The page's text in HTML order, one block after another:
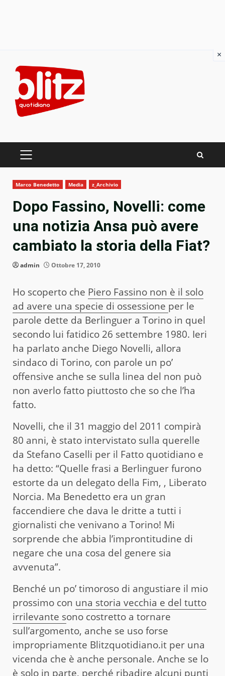
content
PRIMARY
Marco Benedetto Media z_Archivio
Dopo Fassino, Novelli: come
una notizia Ansa può avere
cambiato la storia della Fiat?
admin Ottobre 17, 2010
Ho scoperto che Piero Fassino non è il solo
ad avere una specie di ossessione per le
parole dette da Berlinguer a Torino in quel
secondo lui fatidico 26 settembre 1980. Ieri
ha parlato anche Diego Novelli, allora
sindaco di Torino, con parole un po’
offensive anche se sulla linea del non può
non averlo fatto piuttosto che so che l’ha
fatto.
Novelli, che il 31 maggio del 2011 compirà
80 anni, è stato intervistato sulla querelle
da Stefano Caselli per il Fatto quotidiano e
ha detto: “Quelle frasi a Berlinguer furono
estorte da un delegato della Fim, , Liberato
Norcia. Ma Benedetto era un gran
faccendiere che dava le dritte a tutti i
giornalisti che venivano a Torino! Mi
sorprende che abbia l’improntitudine di
negare che una cosa del genere sia
avvenuta”.
Benché un po’ timoroso di angustiare il mio
prossimo con una storia vecchia e del tutto
irrilevante sono costretto a tornare
sull’argomento, anche se uso forse
impropriamente Blitzquotidiano.it per una
vicenda che è anche personale. Anche se lo
è solo in parte, perché ribadire alcuni punti
×